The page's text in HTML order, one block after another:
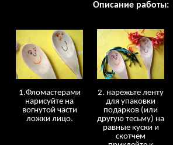
Описание работы:
1.Фломастерами
нарисуйте на
вогнутой части
ложки лицо.
2. нарежьте ленту
для упаковки
подарков (или
другую тесьму) на
равные куски и
скотчем